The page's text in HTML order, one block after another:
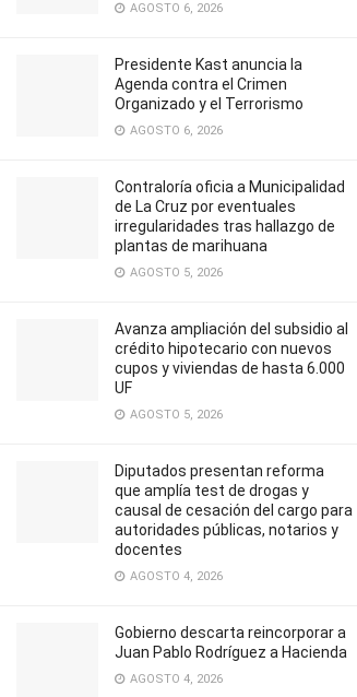
AGOSTO 6, 2026
Presidente Kast anuncia la
Agenda contra el Crimen
Organizado y el Terrorismo
AGOSTO 6, 2026
Contraloría oficia a Municipalidad
de La Cruz por eventuales
irregularidades tras hallazgo de
plantas de marihuana
AGOSTO 5, 2026
Avanza ampliación del subsidio al
crédito hipotecario con nuevos
cupos y viviendas de hasta 6.000
UF
AGOSTO 5, 2026
Diputados presentan reforma
que amplía test de drogas y
causal de cesación del cargo para
autoridades públicas, notarios y
docentes
AGOSTO 4, 2026
Gobierno descarta reincorporar a
Juan Pablo Rodríguez a Hacienda
AGOSTO 4, 2026